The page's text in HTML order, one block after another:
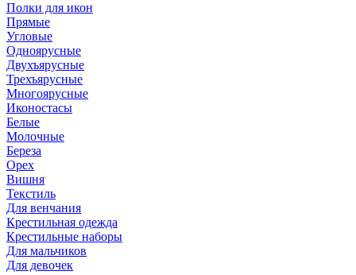
Полки для икон
Прямые
Угловые
Одноярусные
Двухъярусные
Трехъярусные
Многоярусные
Иконостасы
Белые
Молочные
Береза
Орех
Вишня
Текстиль
Для венчания
Крестильная одежда
Крестильные наборы
Для мальчиков
Для девочек